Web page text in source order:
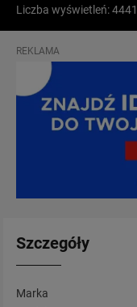
Liczba wyświetleń: 4441
REKLAMA
Szczegóły
Marka